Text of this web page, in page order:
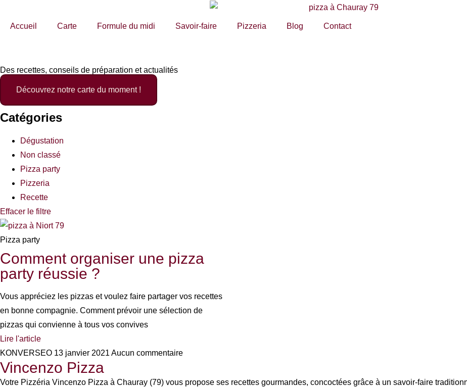
Accueil Carte Formule du midi Savoir-faire Pizzeria Blog Contact
Des recettes, conseils de préparation et actualités
Découvrez notre carte du moment !
Catégories
Dégustation
Non classé
Pizza party
Pizzeria
Recette
Effacer le filtre
Pizza party
Comment organiser une pizza
party réussie ?
Vous appréciez les pizzas et voulez faire partager vos recettes
en bonne compagnie. Comment prévoir une sélection de
pizzas qui convienne à tous vos convives
Lire l'article
KONVERSEO 13 janvier 2021 Aucun commentaire
Vincenzo Pizza
Votre Pizzéria Vincenzo Pizza à Chauray (79) vous propose ses recettes gourmandes, concoctées grâce à un savoir-faire